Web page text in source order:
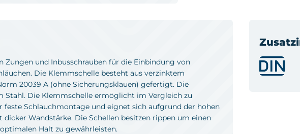
und Inbusschrauben für die Einbindung von
Die Klemmschelle besteht aus verzinktem
20039 A (ohne Sicherungsklauen) gefertigt. Die
Stahl. Die Klemmschelle ermöglicht im Vergleich zu
feste Schlauchmontage und eignet sich aufgrund der hohen
Wandstärke. Die Schellen besitzen rippen um einen
Halt zu gewährleisten.